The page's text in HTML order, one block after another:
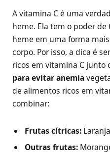
A vitamina C é uma
heme. Ela tem o poder
heme em uma forma
corpo. Por isso, a dica é
ricos em vitamina C junto
para evitar anemia
de alimentos ricos em
combinar:
Frutas cítricas:
Outras frutas: